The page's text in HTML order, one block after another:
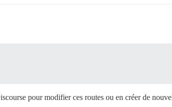
pour modifier ces routes ou en créer de